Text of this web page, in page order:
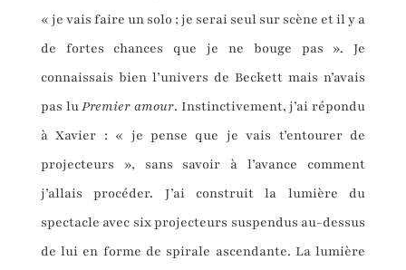
« je vais faire un solo ; je serai seul sur scène et il y a
de fortes chances que je ne bouge pas ». Je
connaissais bien l’univers de Beckett mais n’avais
pas luPremier amour. Instinctivement, j’ai répondu
à Xavier : « je pense que je vais t’entourer de
projecteurs », sans savoir à l’avance comment
j’allais procéder. J’ai construit la lumière du
spectacle avec six projecteurs suspendus au-dessus
de lui en forme de spirale ascendante. La lumière